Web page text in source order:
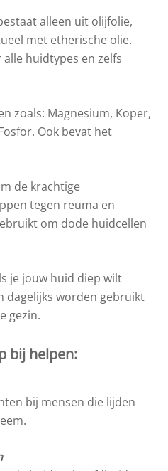
alleen uit olijfolie,
met etherische olie.
huidtypes en zelfs
zoals: Magnesium, Koper,
Ook bevat het
de krachtige
tegen reuma en
om dode huidcellen
je jouw huid diep wilt
dagelijks worden gebruikt
gezin.
bij helpen:
bij mensen die lijden